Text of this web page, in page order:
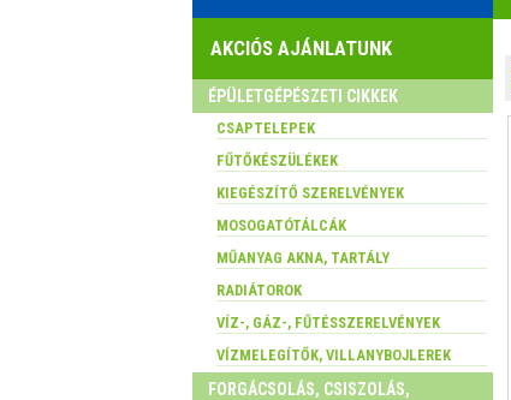
AKCIÓS AJÁNLATUNK
ÉPÜLETGÉPÉSZETI CIKKEK
CSAPTELEPEK
FŰTŐKÉSZÜLÉKEK
KIEGÉSZÍTŐ SZERELVÉNYEK
MOSOGATÓTÁLCÁK
MŰANYAG AKNA, TARTÁLY
RADIÁTOROK
VÍZ-, GÁZ-, FŰTÉSSZERELVÉNYEK
VÍZMELEGÍTŐK, VILLANYBOJLEREK
FORGÁCSOLÁS, CSISZOLÁS,